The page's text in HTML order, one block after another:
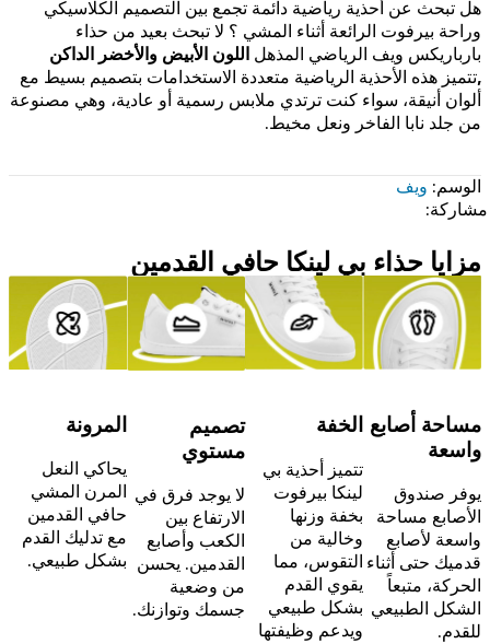
هل تبحث عن أحذية رياضية دائمة تجمع بين التصميم الكلاسيكي
وراحة بيرفوت الرائعة أثناء المشي ؟ لا تبحث بعيد من حذاء
بارباريكس ويف الرياضي المذهل
اللون الأبيض والأخضر الداكن
,تتميز هذه الأحذية الرياضية متعددة الاستخدامات بتصميم بسيط مع
ألوان أنيقة، سواء كنت ترتدي ملابس رسمية أو عادية، وهي مصنوعة
من جلد نابا الفاخر ونعل مخيط.
الوسم: ويف
مشاركة:
مزايا حذاء بي لينكا حافي القدمين
مساحة أصابع
واسعة
يوفر صندوق
الأصابع مساحة
واسعة لأصابع
قدميك حتى أثناء
الحركة، متبعاً
الشكل الطبيعي
للقدم.
الخفة
تتميز أحذية بي
لينكا بيرفوت
بخفة وزنها
وخالية من
التقوس، مما
يقوي القدم
بشكل طبيعي
ويدعم وظيفتها
تصميم
مستوي
لا يوجد فرق في
الارتفاع بين
الكعب وأصابع
القدمين. يحسن
من وضعية
جسمك وتوازنك.
المرونة
يحاكي النعل
المرن المشي
حافي القدمين
مع تدليك القدم
بشكل طبيعي.